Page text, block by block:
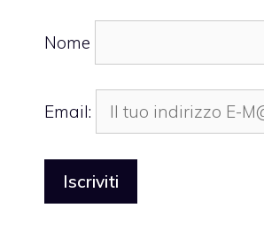
Nome
Email: